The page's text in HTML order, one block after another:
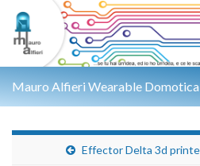
Mauro Alfieri Wearable
Effector Delta 3d